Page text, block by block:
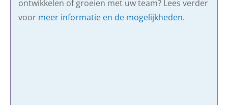
ontwikkelen of groeien met uw team? Lees verder
voor meer informatie en de mogelijkheden.